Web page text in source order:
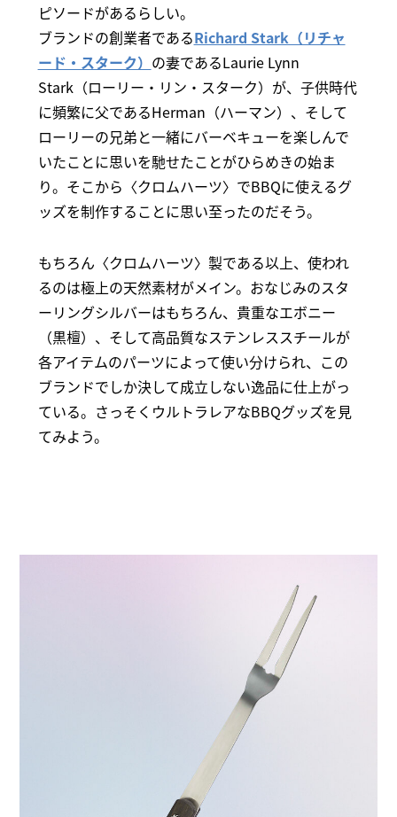
ピソードがあるらしい。
ブランドの創業者であるRichard Stark（リチャ
ード・スターク） の妻であるLaurie Lynn
Stark（ローリー・リン・スターク）が、子供時代
に頻繁に父であるHerman（ハーマン）、そして
ローリーの兄弟と一緒にバーベキューを楽しんで
いたことに思いを馳せたことがひらめきの始ま
り。そこから〈クロムハーツ〉でBBQに使えるグ
ッズを制作することに思い至ったのだそう。
もちろん〈クロムハーツ〉製である以上、使われ
るのは極上の天然素材がメイン。おなじみのスタ
ーリングシルバーはもちろん、貴重なエボニー
（黒檀）、そして高品質なステンレススチールが
各アイテムのパーツによって使い分けられ、この
ブランドでしか決して成立しない逸品に仕上がっ
ている。さっそくウルトラレアなBBQグッズを見
てみよう。